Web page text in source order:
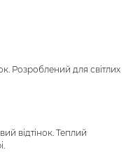
Розроблений для світлих
відтінок. Теплий